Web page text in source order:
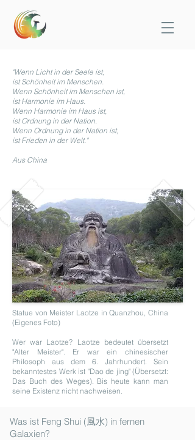
"Wenn Licht in der Seele ist,
ist Schönheit im Menschen.
Wenn Schönheit im Menschen ist,
ist Harmonie im Haus.
Wenn Harmonie im Haus ist,
ist Ordnung in der Nation.
Wenn Ordnung in der Nation ist,
ist Frieden in der Welt."
Aus China
Statue von Meister Laotze in Quanzhou, China
(Eigenes Foto)
Wer war Laotze? Laotze bedeutet übersetzt
"Alter Meister". Er war ein chinesischer
Philosoph aus dem 6. Jahrhundert. Sein
bekanntestes Werk ist "Dao de jing" (Übersetzt:
Das Buch des Weges). Bis heute kann man
seine Existenz nicht nachweisen.
Was ist Feng Shui (風水) in fernen
Galaxien?​